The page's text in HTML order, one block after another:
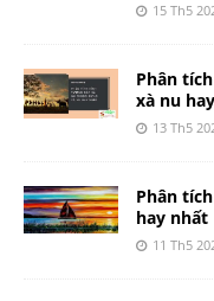
15 Th5
Phân
xà nu
13 Th5
Phân
hay nhất
11 Th5